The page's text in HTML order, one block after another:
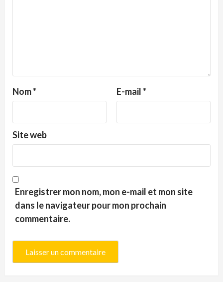
Nom* E-mail*
Site web
Enregistrer mon nom, mon e-mail et mon site
dans le navigateur pour mon prochain
commentaire.